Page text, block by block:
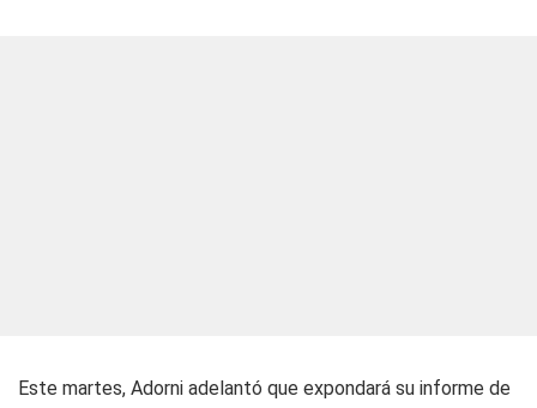
Este martes, Adorni adelantó que expondará su informe de